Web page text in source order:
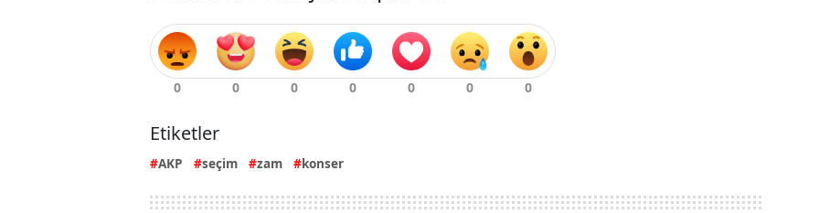
Etiketler
AKP seçim zam konser